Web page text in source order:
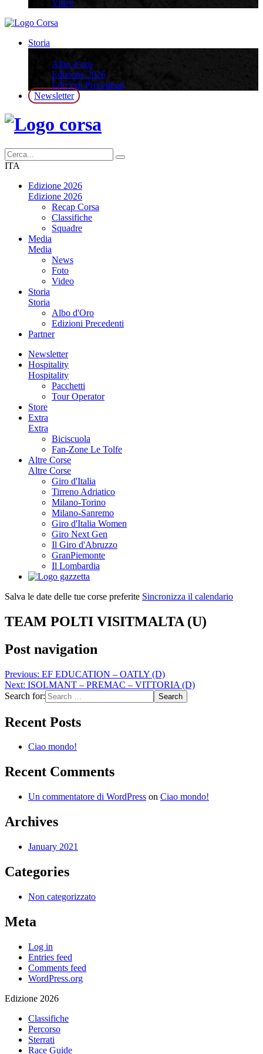
Video
Storia
Albo d’oro
Edizione 2026
Edizioni Precedenti
Newsletter
ITA
Edizione 2026
Edizione 2026
Recap Corsa
Classifiche
Squadre
Media
Media
News
Foto
Video
Storia
Storia
Albo d'Oro
Edizioni Precedenti
Partner
Newsletter
Hospitality
Hospitality
Pacchetti
Tour Operator
Store
Extra
Extra
Biciscuola
Fan-Zone Le Tolfe
Altre Corse
Altre Corse
Giro d'Italia
Tirreno Adriatico
Milano-Torino
Milano-Sanremo
Giro d'Italia Women
Giro Next Gen
Il Giro d'Abruzzo
GranPiemonte
Il Lombardia
Salva le date delle tue corse preferite Sincronizza il calendario
TEAM POLTI VISITMALTA (U)
Post navigation
Previous: EF EDUCATION – OATLY (D)
Next: ISOLMANT – PREMAC – VITTORIA (D)
Search for:
Recent Posts
Ciao mondo!
Recent Comments
Un commentatore di WordPress on Ciao mondo!
Archives
January 2021
Categories
Non categorizzato
Meta
Log in
Entries feed
Comments feed
WordPress.org
Edizione 2026
Classifiche
Percorso
Sterrati
Race Guide